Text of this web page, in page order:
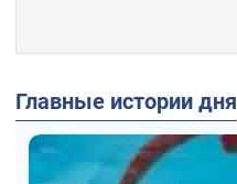
Главные истории дня